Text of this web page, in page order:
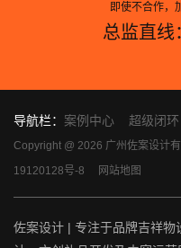
即使不合作，
总监直线
导航栏： 案例中心 超级闭环
Copyright @ 2026 广州佐案设计
19120128号-8
网站地图
佐案设计 | 专注于品牌吉祥